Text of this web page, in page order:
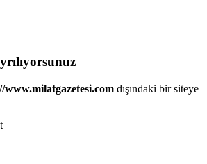
www.milatgazetesi.com dışındaki bir siteye